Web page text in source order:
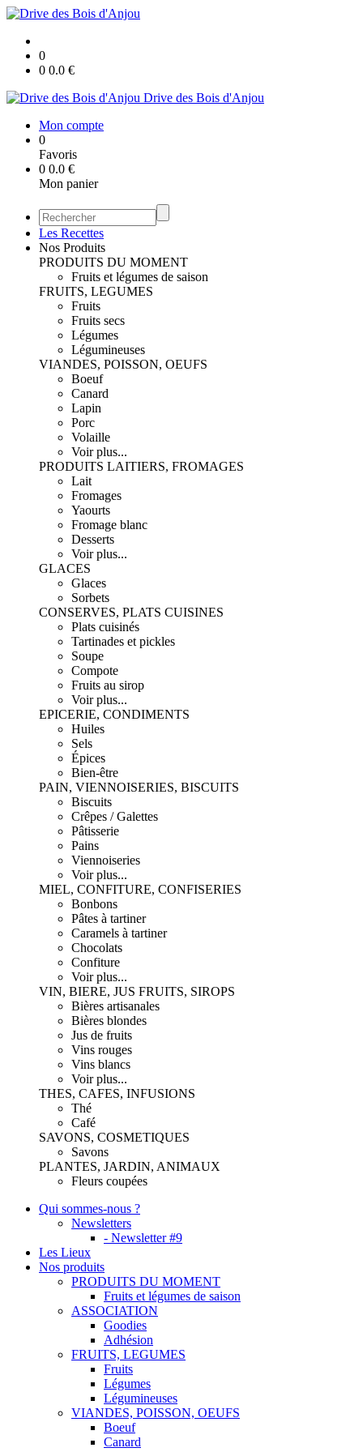
0
0 0.0 €
Drive des Bois d'Anjou
Mon compte
0
Favoris
0 0.0 €
Mon panier
Les Recettes
Nos Produits
PRODUITS DU MOMENT
Fruits et légumes de saison
FRUITS, LEGUMES
Fruits
Fruits secs
Légumes
Légumineuses
VIANDES, POISSON, OEUFS
Boeuf
Canard
Lapin
Porc
Volaille
Voir plus...
PRODUITS LAITIERS, FROMAGES
Lait
Fromages
Yaourts
Fromage blanc
Desserts
Voir plus...
GLACES
Glaces
Sorbets
CONSERVES, PLATS CUISINES
Plats cuisinés
Tartinades et pickles
Soupe
Compote
Fruits au sirop
Voir plus...
EPICERIE, CONDIMENTS
Huiles
Sels
Épices
Bien-être
PAIN, VIENNOISERIES, BISCUITS
Biscuits
Crêpes / Galettes
Pâtisserie
Pains
Viennoiseries
Voir plus...
MIEL, CONFITURE, CONFISERIES
Bonbons
Pâtes à tartiner
Caramels à tartiner
Chocolats
Confiture
Voir plus...
VIN, BIERE, JUS FRUITS, SIROPS
Bières artisanales
Bières blondes
Jus de fruits
Vins rouges
Vins blancs
Voir plus...
THES, CAFES, INFUSIONS
Thé
Café
SAVONS, COSMETIQUES
Savons
PLANTES, JARDIN, ANIMAUX
Fleurs coupées
Qui sommes-nous ?
Newsletters
- Newsletter #9
Les Lieux
Nos produits
PRODUITS DU MOMENT
Fruits et légumes de saison
ASSOCIATION
Goodies
Adhésion
FRUITS, LEGUMES
Fruits
Légumes
Légumineuses
VIANDES, POISSON, OEUFS
Boeuf
Canard